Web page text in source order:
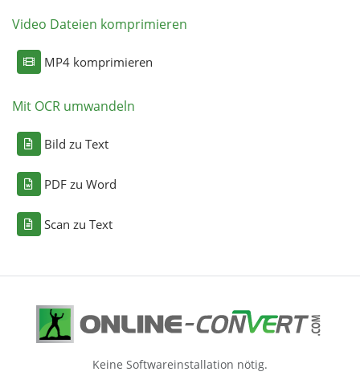
Video Dateien komprimieren
MP4 komprimieren
Mit OCR umwandeln
Bild zu Text
PDF zu Word
Scan zu Text
Keine Softwareinstallation nötig.